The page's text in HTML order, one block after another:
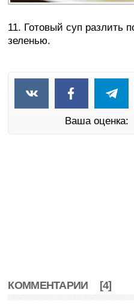
11. Готовый суп разлить
зеленью.
Ваша оценка:
КОММЕНТАРИИ [4]